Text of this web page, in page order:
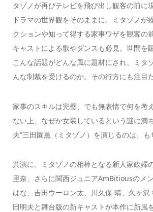
タゾノが再びテレビを飛び出し観客の前に
ドラマの世界観をそのままに、ミタゾノが
クションや知って得する家事ワザを観客の
キャストによる歌やダンスも必見。世間を
こんな話題がどんな風に題材にされ、ミタ
んな制裁を受けるのか。その行方にも注目だ
家事のスキルは完璧、でも無表情で何を考
ない上、なぜか女装しているという謎に満
夫”三田園薫（ミタゾノ）を演じるのは、も
共演に、ミタゾノの相棒となる新人家政婦
里奈、さらに関西ジュニアAmBitiousのメ
はな、吉田ウーロン太、川久保 晴、久ヶ沢
田明夫と舞台版の新キャストが本作に新風